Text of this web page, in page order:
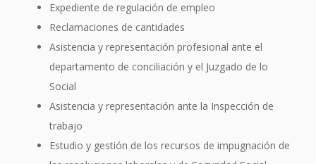
Expediente de regulación de empleo
Reclamaciones de cantidades
Asistencia y representación profesional ante el
departamento de conciliación y el Juzgado de lo
Social
Asistencia y representación ante la Inspección de
trabajo
Estudio y gestión de los recursos de impugnación de